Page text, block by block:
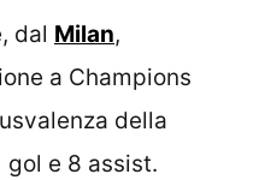
dal Milan,
a Champions
della
e 8 assist.